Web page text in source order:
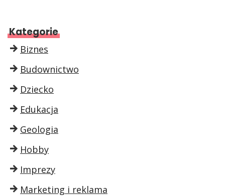
Kategorie
Biznes
Budownictwo
Dziecko
Edukacja
Geologia
Hobby
Imprezy
Marketing i reklama